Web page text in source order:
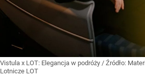
Vistula x LOT: Elegancja w podróży / Źródło:
Lotnicze LOT